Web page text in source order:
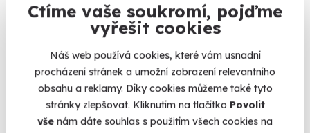
Ctíme vaše soukromí, pojďme
vyřešit cookies
Náš web používá cookies, které vám usnadní
procházení stránek a umožní zobrazení relevantního
obsahu a reklamy. Díky cookies můžeme také tyto
stránky zlepšovat. Kliknutím na tlačítko Povolit
vše nám dáte souhlas s použitím všech cookies na
Bungee skok do houpačky
kdy viděli.
Most Hačka (Chomutov) (Chomutov)
4 790 Kč